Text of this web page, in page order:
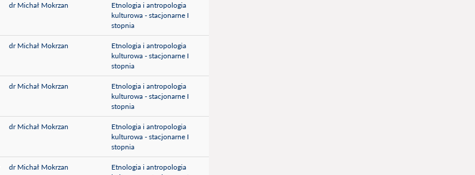
dr Michał Mokrzan
Etnologia i antropologia
kulturowa - stacjonarne I
stopnia
dr Michał Mokrzan
Etnologia i antropologia
kulturowa - stacjonarne I
stopnia
dr Michał Mokrzan
Etnologia i antropologia
kulturowa - stacjonarne I
stopnia
dr Michał Mokrzan
Etnologia i antropologia
kulturowa - stacjonarne I
stopnia
dr Michał Mokrzan
Etnologia i antropologia